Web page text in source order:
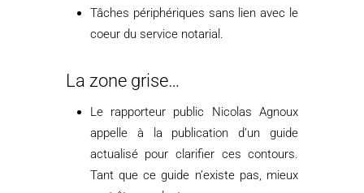
Tâches périphériques sans lien avec le
coeur du service notarial.
La zone grise…
Le rapporteur public Nicolas Agnoux
appelle à la publication d’un guide
actualisé pour clarifier ces contours.
Tant que ce guide n’existe pas, mieux